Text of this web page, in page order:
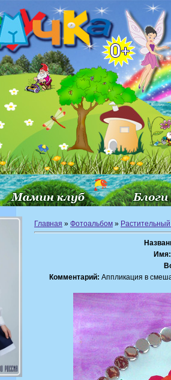
Главная » Фотоальбом »
Имя:
Комментарий: Аппликация в